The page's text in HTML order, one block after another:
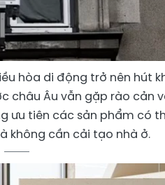
hòa di động trở nên hút
châu Âu vẫn gặp rào cản
ưu tiên các sản phẩm có
không cần cải tạo nhà ở.